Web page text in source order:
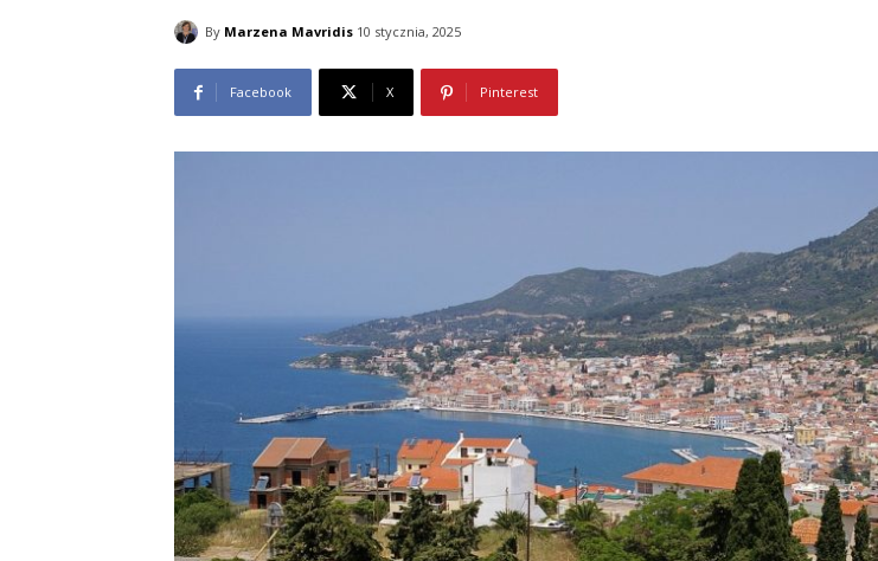
By Marzena Mavridis 10 stycznia, 2025
Facebook X Pinterest